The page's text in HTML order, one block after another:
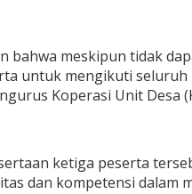
bahwa meskipun tidak
untuk mengikuti seluruh
Koperasi Unit Desa
ketiga peserta
dan kompetensi dalam